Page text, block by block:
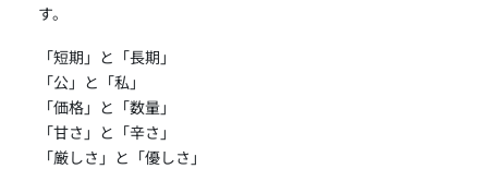
す。
「短期」と「長期」
「公」と「私」
「価格」と「数量」
「甘さ」と「辛さ」
「厳しさ」と「優しさ」